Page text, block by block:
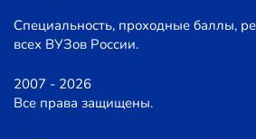
Специальность, проходные баллы,
всех ВУЗов России.
2007 - 2026
Все права защищены.